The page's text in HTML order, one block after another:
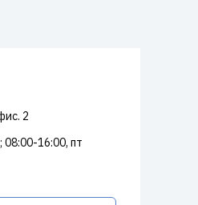
2
08:00-16:00, пт